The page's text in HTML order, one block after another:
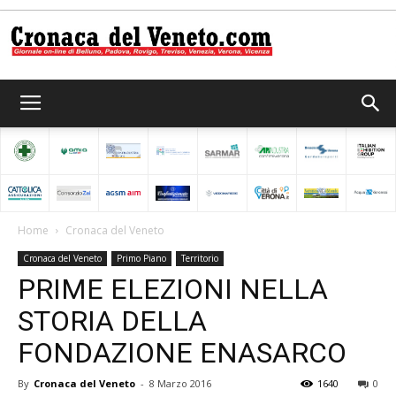
del
Veneto
Home Cronaca del Veneto
Cronaca del Veneto Primo Piano Territorio
PRIME ELEZIONI NELLA
STORIA DELLA
FONDAZIONE ENASARCO
By Cronaca del Veneto - 8 Marzo 2016 0
1640